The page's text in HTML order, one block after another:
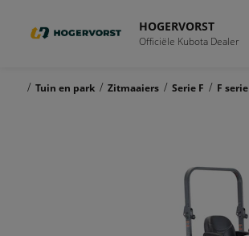
HOGERVORST
Officiële Kubota Dealer
/ Tuin en park / Zitmaaiers / Serie F / F serie